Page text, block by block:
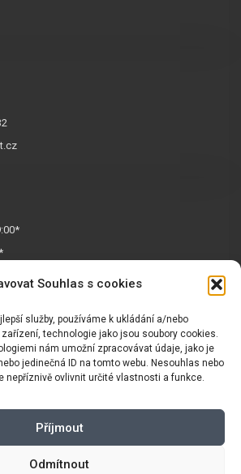
Souhlas s cookies
služby, používáme k ukládání a/nebo
technologie jako jsou soubory cookies.
nám umožní zpracovávat údaje, jako je
jedinečná ID na tomto webu. Nesouhlas nebo
nepříznivě ovlivnit určité vlastnosti a funkce.
Příjmout
Odmítnout
PO/ST/PÁ